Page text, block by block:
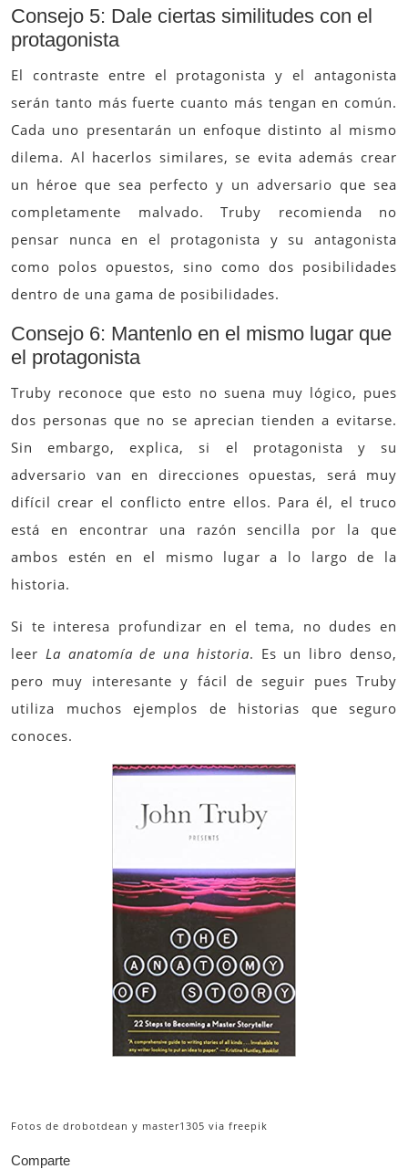
Consejo 5: Dale ciertas similitudes con el
protagonista
El contraste entre el protagonista y el antagonista
serán tanto más fuerte cuanto más tengan en común.
Cada uno presentarán un enfoque distinto al mismo
dilema. Al hacerlos similares, se evita además crear
un héroe que sea perfecto y un adversario que sea
completamente malvado. Truby recomienda no
pensar nunca en el protagonista y su antagonista
como polos opuestos, sino como dos posibilidades
dentro de una gama de posibilidades.
Consejo 6: Mantenlo en el mismo lugar que
el protagonista
Truby reconoce que esto no suena muy lógico, pues
dos personas que no se aprecian tienden a evitarse.
Sin embargo, explica, si el protagonista y su
adversario van en direcciones opuestas, será muy
difícil crear el conflicto entre ellos. Para él, el truco
está en encontrar una razón sencilla por la que
ambos estén en el mismo lugar a lo largo de la
historia.
Si te interesa profundizar en el tema, no dudes en
leer La anatomía de una historia. Es un libro denso,
pero muy interesante y fácil de seguir pues Truby
utiliza muchos ejemplos de historias que seguro
conoces.
Fotos de drobotdean y master1305 via freepik
Comparte